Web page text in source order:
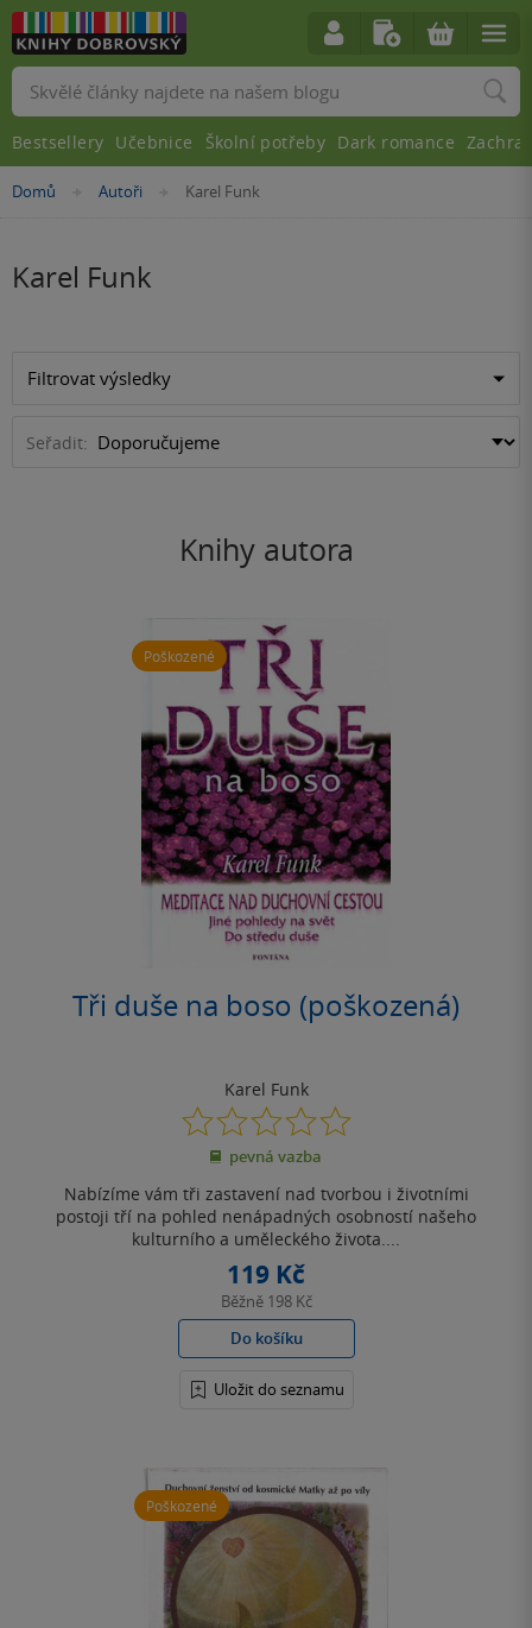
Nacházíte
Domů »Autoři »
Karel Funk
Karel Funk
Filtrovat výsledky
Seřadit:
Knihy autora
Poškozené
Tři duše na boso (poškozená)
Karel Funk
0.0
z
5
pevná vazba
Nabízíme vám tři zastavení nad tvorbou i životními
postoji tří na pohled nenápadných osobností našeho
kulturního a uměleckého života....
119 Kč
Běžně 198 Kč
Do košíku
Uložit do seznamu
Poškozené
Vyhledávání
Bestsellery Učebnice Školní potřeby Dark romance